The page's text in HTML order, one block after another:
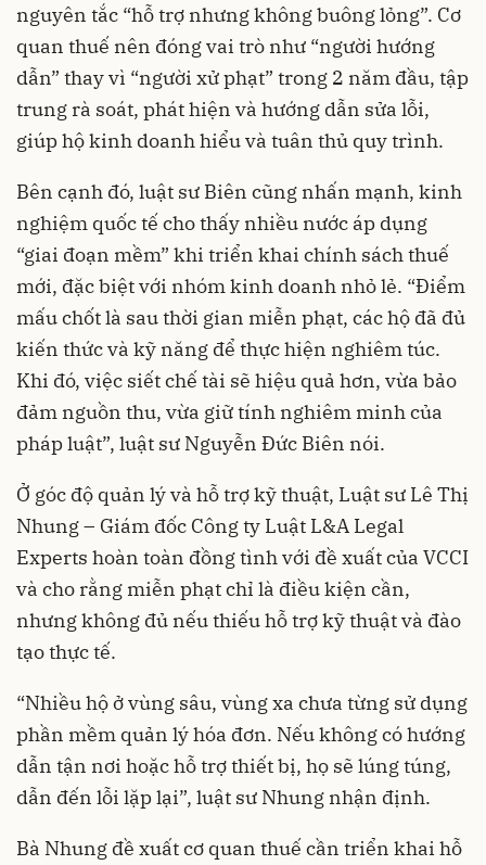
nguyên tắc “hỗ trợ nhưng không buông lỏng”. Cơ
quan thuế nên đóng vai trò như “người hướng
dẫn” thay vì “người xử phạt” trong 2 năm đầu, tập
trung rà soát, phát hiện và hướng dẫn sửa lỗi,
giúp hộ kinh doanh hiểu và tuân thủ quy trình.
Bên cạnh đó, luật sư Biên cũng nhấn mạnh, kinh
nghiệm quốc tế cho thấy nhiều nước áp dụng
“giai đoạn mềm” khi triển khai chính sách thuế
mới, đặc biệt với nhóm kinh doanh nhỏ lẻ. “Điểm
mấu chốt là sau thời gian miễn phạt, các hộ đã đủ
kiến thức và kỹ năng để thực hiện nghiêm túc.
Khi đó, việc siết chế tài sẽ hiệu quả hơn, vừa bảo
đảm nguồn thu, vừa giữ tính nghiêm minh của
pháp luật”, luật sư Nguyễn Đức Biên nói.
Ở góc độ quản lý và hỗ trợ kỹ thuật, Luật sư Lê Thị
Nhung – Giám đốc Công ty Luật L&A Legal
Experts hoàn toàn đồng tình với đề xuất của VCCI
và cho rằng miễn phạt chỉ là điều kiện cần,
nhưng không đủ nếu thiếu hỗ trợ kỹ thuật và đào
tạo thực tế.
“Nhiều hộ ở vùng sâu, vùng xa chưa từng sử dụng
phần mềm quản lý hóa đơn. Nếu không có hướng
dẫn tận nơi hoặc hỗ trợ thiết bị, họ sẽ lúng túng,
dẫn đến lỗi lặp lại”, luật sư Nhung nhận định.
Bà Nhung đề xuất cơ quan thuế cần triển khai hỗ